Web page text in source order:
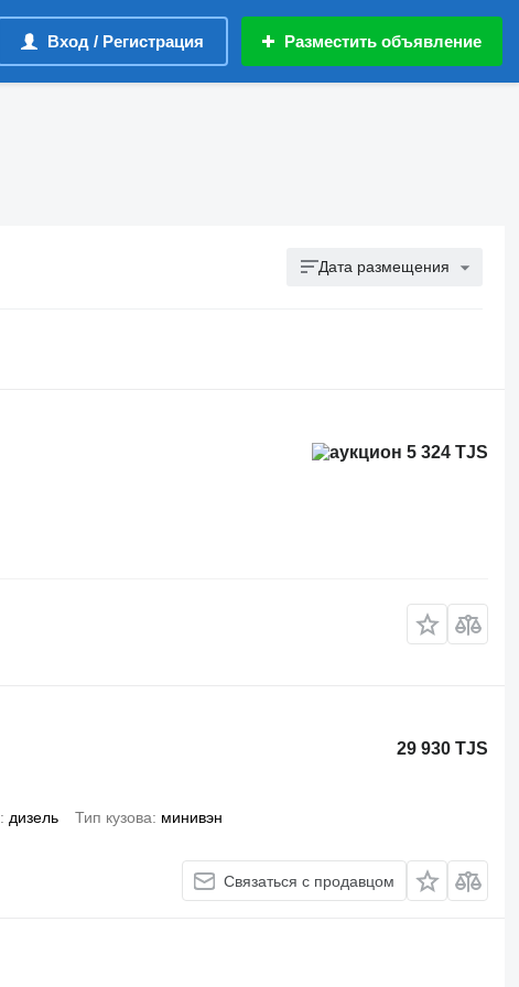
Вход / Регистрация Разместить объявление
Дата размещения
5 324 TJS
29 930 TJS
дизель Тип кузова минивэн
Связаться с продавцом